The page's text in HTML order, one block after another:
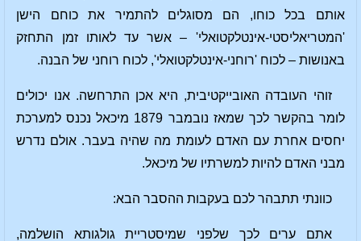
אותם בכל כוחו, הם מסוגלים להתמיר את כוחם הישן
'המטריאליסטי-אינטלקטואלי' – אשר עד לאותו זמן התחזק
באנושות – לכוח 'רוחני-אינטלקטואלי', לכוח רוחני של הבנה.
זוהי העובדה האובייקטיבית, היא אכן התרחשה. אנו יכולים
לומר בהקשר לכך שמאז נובמבר 1879 מיכאל נכנס למערכת
יחסים אחרת עם האדם לעומת מה שהיה בעבר. אולם נדרש
מבני האדם להיות למשרתיו של מיכאל.
כוונתי תתבהר לכם בעקבות ההסבר הבא:
אתם ערים לכך שלפני שמיסטריית גולגותא הושלמה,